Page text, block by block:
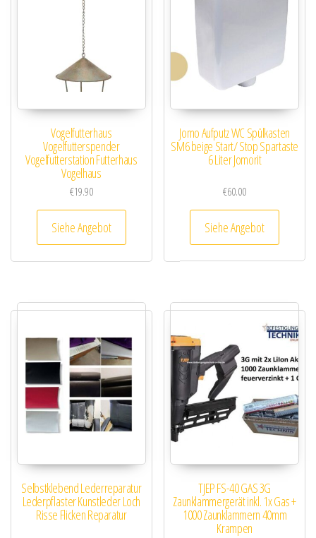
Vogelfutterhaus
Vogelfutterspender
Vogelfutterstation Futterhaus
Vogelhaus
€19.90
Siehe Angebot
Jomo Aufputz WC Spülkasten
SM6 beige Start/ Stop Spartaste
6 Liter Jomorit
€60.00
Siehe Angebot
Selbstklebend Lederreparatur
Lederpflaster Kunstleder Loch
Risse Flicken Reparatur
TJEP FS-40 GAS 3G
Zaunklammergerät inkl. 1x Gas +
1000 Zaunklammern 40mm
Krampen